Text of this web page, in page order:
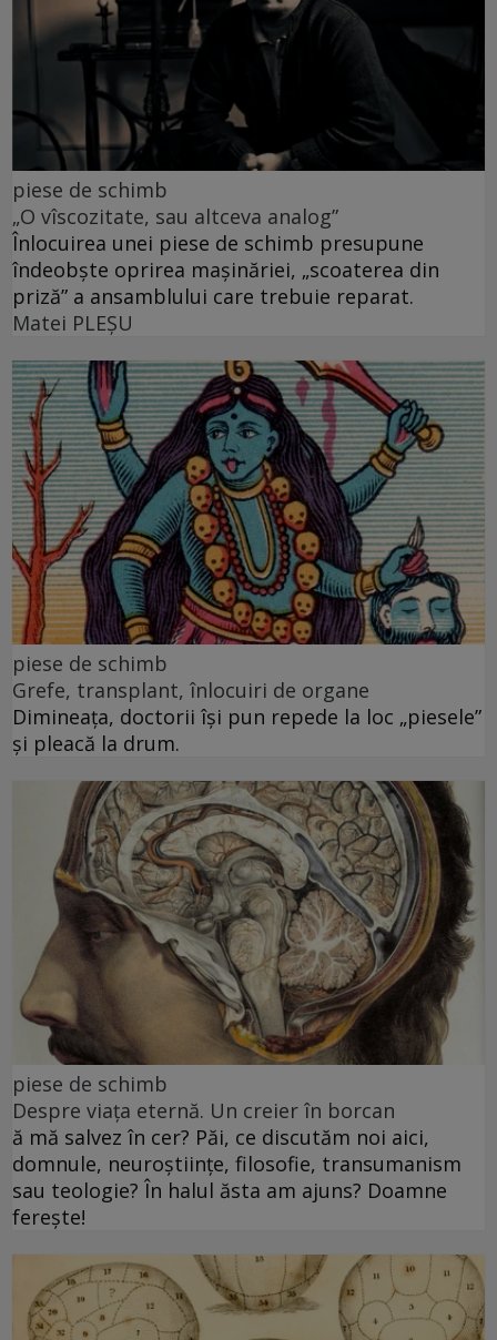
piese de schimb
„O vîscozitate, sau altceva analog”
Înlocuirea unei piese de schimb presupune
îndeobște oprirea mașinăriei, „scoaterea din
priză” a ansamblului care trebuie reparat.
Matei PLEŞU
piese de schimb
Grefe, transplant, înlocuiri de organe
Dimineața, doctorii își pun repede la loc „piesele”
și pleacă la drum.
piese de schimb
Despre viața eternă. Un creier în borcan
ă mă salvez în cer? Păi, ce discutăm noi aici,
domnule, neuroștiințe, filosofie, transumanism
sau teologie? În halul ăsta am ajuns? Doamne
ferește!